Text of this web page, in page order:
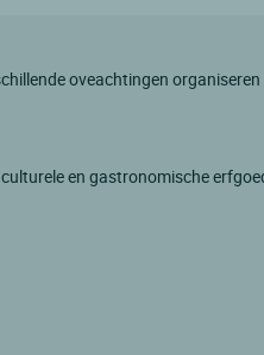
oveachtingen
en gastronomische